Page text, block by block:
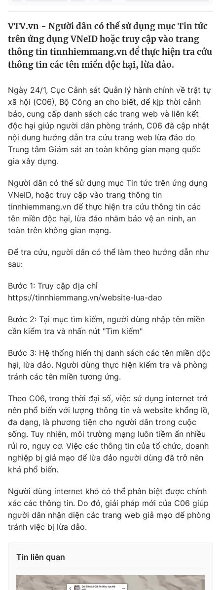
Thế giới
Tin tức
Câu chuyện quốc tế
Kinh tế
Tài chính
Thị trường
Góc doanh nghiệp
Dữ liệu và đời sống
Truyền hình
Phim VTV
Nhân vật
Khán giả
Giải sao mai
Giải trí
Điện ảnh
Âm nhạc
Sao
Đời sống
Du lịch
Làm đẹp
Chất lượng cuộc sống
Giáo dục
Tuyển sinh
Học trực tuyến
Hitech Công nghệ tương lai
Sản phẩm
Thị trường
Tư vấn
Lịch phát sóng
Chuyên mục khác
Emagazine Podcast
Infographic
Video Shorts video
VTV Money VTV Thể thao
VTV Sức khoẻ
Thị trường 24h Tấm lòng Việt
VTV4
VTV9
Liên hệ tòa soạn English
VTV.vn - Người dân có thể sử dụng mục Tin tức
trên ứng dụng VNeID hoặc truy cập vào trang
thông tin tinnhiemmang.vn để thực hiện tra cứu
thông tin các tên miền độc hại, lừa đảo.
Ngày 24/1, Cục Cảnh sát Quản lý hành chính về trật tự
xã hội (C06), Bộ Công an cho biết, để kịp thời cảnh
báo, cung cấp danh sách các trang web và liên kết
độc hại giúp người dân phòng tránh, C06 đã cập nhật
nội dung hướng dẫn tra cứu trang web lừa đảo do
Trung tâm Giám sát an toàn không gian mạng quốc
gia xây dựng.
Người dân có thể sử dụng mục Tin tức trên ứng dụng
VNeID, hoặc truy cập vào trang thông tin
tinnhiemmang.vn để thực hiện tra cứu thông tin các
tên miền độc hại, lừa đảo nhằm bảo vệ an ninh, an
toàn trên không gian mạng.
Để tra cứu, người dân có thể làm theo hướng dẫn như
sau:
Bước 1: Truy cập địa chỉ
https://tinnhiemmang.vn/website-lua-dao
Bước 2: Tại mục tìm kiếm, người dùng nhập tên miền
cần kiểm tra và nhấn nút "Tìm kiếm"
Bước 3: Hệ thống hiển thị danh sách các tên miền độc
hại, lừa đảo. Người dùng thực hiện kiểm tra và phòng
tránh các tên miền tương ứng.
Theo C06, trong thời đại số, việc sử dụng internet trở
nên phổ biến với lượng thông tin và website khổng lồ,
đa dạng, là phương tiện cho người dân trong cuộc
sống. Tuy nhiên, môi trường mạng luôn tiềm ẩn nhiều
rủi ro, nguy cơ. Việc các thông tin của tổ chức, doanh
nghiệp bị giả mạo để lừa đảo người dùng đã trở nên
khá phổ biến.
Người dùng internet khó có thể phân biệt được chính
xác các thông tin. Do đó, giải pháp mới của C06 giúp
người dân nhận diện các trang web giả mạo để phòng
tránh việc bị lừa đảo.
Tin liên quan